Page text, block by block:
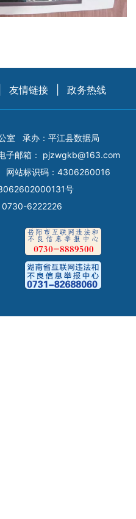
友情链接 政务热线
室
承办：平江县数据局
子邮箱： pjzwgkb@163.com
网站标识码：4306260016
号
0730-6222226